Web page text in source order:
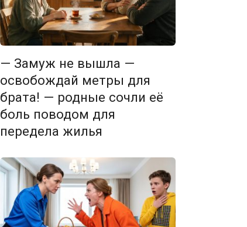
— Замуж не вышла —
освобождай метры для
брата! — родные сочли её
боль поводом для
передела жилья